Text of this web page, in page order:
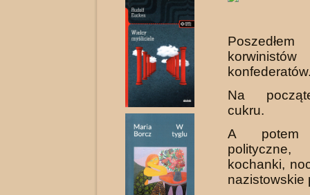
Na
cukru.
A potem
kochanki,
nazistowskie